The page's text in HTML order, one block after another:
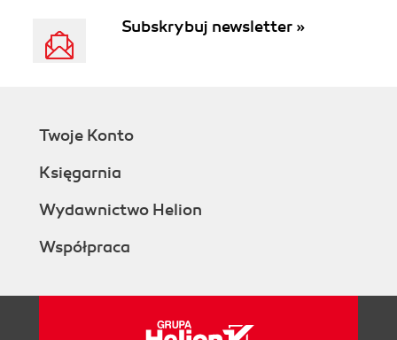
Subskrybuj newsletter »
Twoje Konto
Księgarnia
Wydawnictwo Helion
Współpraca